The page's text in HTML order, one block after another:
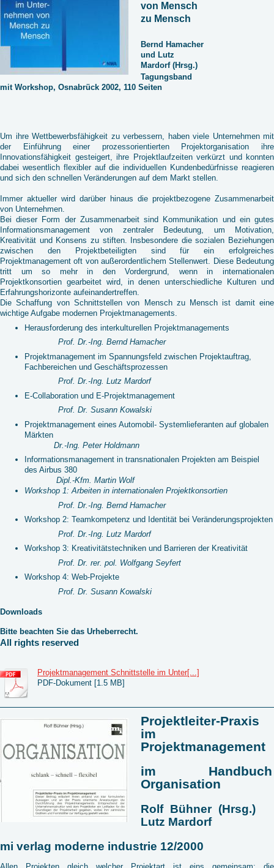
von Mensch
zu Mensch
Bernd Hamacher
und Lutz
Mardorf (Hrsg.)
Tagungsband
mit Workshop, Osnabrück 2002, 110 Seiten
Um ihre Wettbewerbsfähigkeit zu verbessern, haben viele Unternehmen mit
der Einführung einer prozessorientierten Projektorganisation ihre
Innovationsfähigkeit gesteigert, ihre Projektlaufzeiten verkürzt und konnten
dabei wesentlich flexibler auf die individuellen Kundenbedürfnisse reagieren
und sich den schnellen Veränderungen auf dem Markt stellen.
Immer aktueller wird darüber hinaus die projektbezogene Zusammenarbeit
von Unternehmen.
Bei dieser Form der Zusammenarbeit sind Kommunikation und ein gutes
Informationsmanagement von zentraler Bedeutung, um Motivation,
Kreativität und Konsens zu stiften. Insbesondere die sozialen Beziehungen
zwischen den Projektbeteiligten sind für ein erfolgreiches
Projektmanagement oft von außerordentlichem Stellenwert. Diese Bedeutung
tritt um so mehr in den Vordergrund, wenn in internationalen
Projektkonsortien gearbeitet wird, in denen unterschiedliche Kulturen und
Erfahrungshorizonte aufeinandertreffen.
Die Schaffung von Schnittstellen von Mensch zu Mensch ist damit eine
wichtige Aufgabe modernen Projektmanagements.
Herausforderung des interkulturellen Projektmanagements
Prof. Dr.-Ing. Bernd Hamacher
Projektmanagement im Spannungsfeld zwischen Projektauftrag,
Fachbereichen und Geschäftsprozessen
Prof. Dr.-Ing. Lutz Mardorf
E-Collaboration und E-Projektmanagement
Prof. Dr. Susann Kowalski
Projektmanagement eines Automobil- Systemlieferanten auf globalen
Märkten
Dr.-Ing. Peter Holdmann
Informationsmanagement in transnationalen Projekten am Beispiel
des Airbus 380
Dipl.-Kfm. Martin Wolf
Workshop 1: Arbeiten in internationalen Projektkonsortien
Prof. Dr.-Ing. Bernd Hamacher
Workshop 2: Teamkompetenz und Identität bei Veränderungsprojekten
Prof. Dr.-Ing. Lutz Mardorf
Workshop 3: Kreativitätstechniken und Barrieren der Kreativität
Prof. Dr. rer. pol. Wolfgang Seyfert
Workshop 4: Web-Projekte
Prof. Dr. Susann Kowalski
Downloads
Bitte beachten Sie das Urheberrecht.
All rights reserved
Projektmanagement Schnittstelle im Unter[...]
PDF-Dokument [1.5 MB]
Projektleiter-Praxis
im
Projektmanagement
im Handbuch
Organisation
Rolf Bühner (Hrsg.)
Lutz Mardorf
mi verlag moderne industrie 12/2000